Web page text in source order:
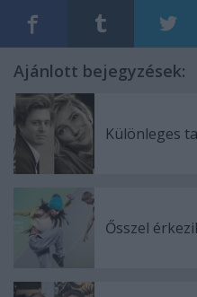
Ajánlott bejegyzések:
Különleges
Ősszel